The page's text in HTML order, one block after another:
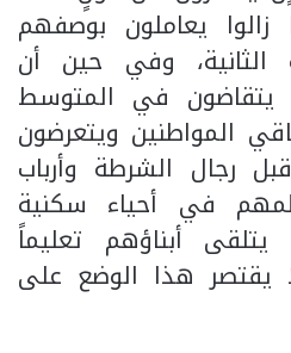
يعاملون بوصفهم
الثانية، وفي حين أن
يتقاضون في المتوسط
المواطنين ويتعرضون
رجال الشرطة وأرباب
في أحياء سكنية
أبناؤهم تعليماً
هذا الوضع على